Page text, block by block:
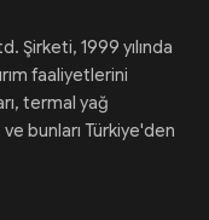
Şirketi, 1999 yılında
faaliyetlerini
termal yağ
bunları Türkiye'den